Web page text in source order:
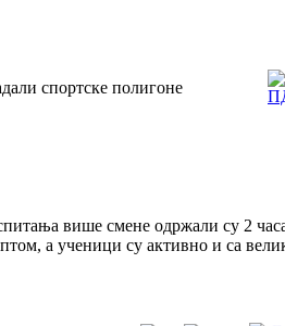
спортске полигоне
више смене одржали су 2
а ученици су активно и са